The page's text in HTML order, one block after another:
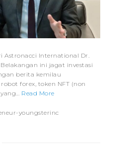
Astronacci International Dr.
ini jagat investasi
berita kemilau
forex, token NFT (non
Read More
youngsterinc